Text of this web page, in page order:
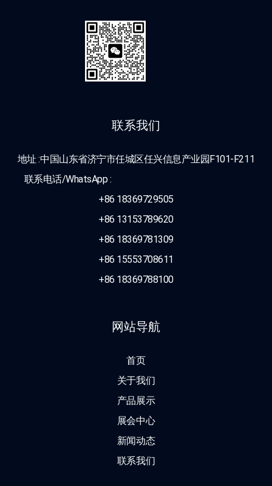
联系我们
地址 :中国山东省济宁市任城区任兴信息产业园F101-F211
联系电话/WhatsApp :
+86 18369729505
+86 13153789620
+86 18369781309
+86 15553708611
+86 18369788100
网站导航
首页
关于我们
产品展示
展会中心
新闻动态
联系我们